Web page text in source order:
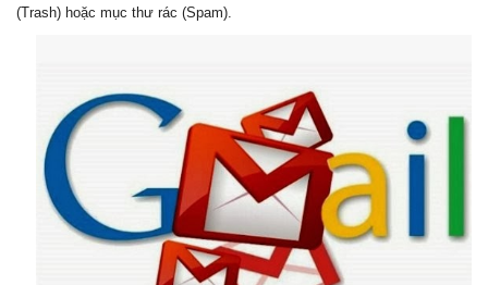
(Trash) hoặc mục thư rác (Spam).